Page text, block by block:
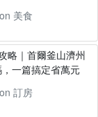
美食
略｜首爾釜山濟州
一篇搞定省萬元
訂房